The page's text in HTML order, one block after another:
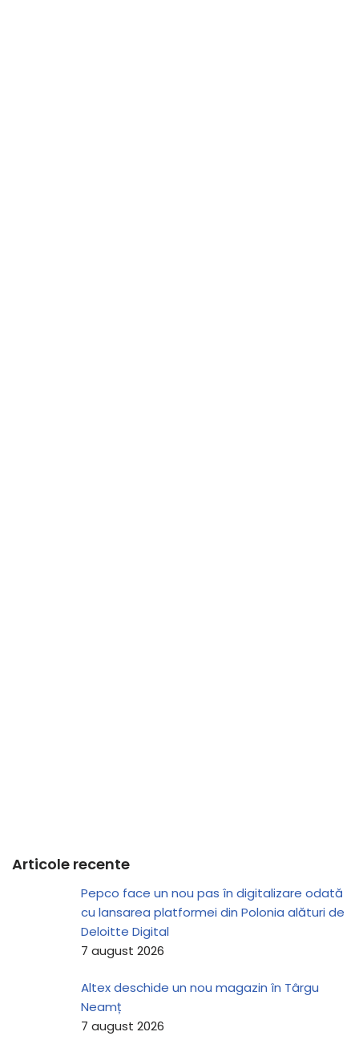
Articole recente
Pepco face un nou pas în digitalizare odată
cu lansarea platformei din Polonia alături de
Deloitte Digital
7 august 2026
Altex deschide un nou magazin în Târgu
Neamț
7 august 2026